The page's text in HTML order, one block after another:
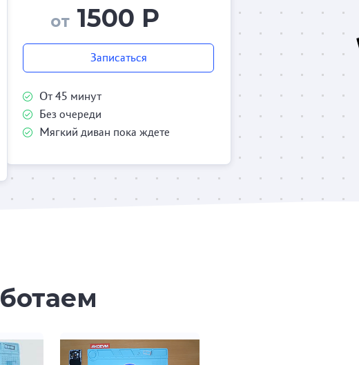
от1500 Р
Записаться
От 45 минут
Без очереди
Мягкий диван пока ждете